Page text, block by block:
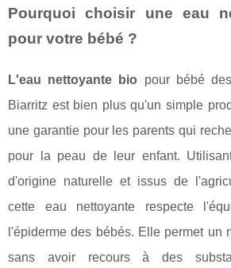
Pourquoi choisir une eau
pour votre bébé ?
L'eau nettoyante bio pour bébé
Biarritz est bien plus qu'un simple
une garantie pour les parents qui
pour la peau de leur enfant.
d'origine naturelle et issus de
cette eau nettoyante respecte
l'épiderme des bébés. Elle permet un
sans avoir recours à des